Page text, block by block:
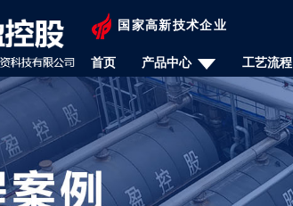
国家高新技术企业
首页 产品中心 工艺流程